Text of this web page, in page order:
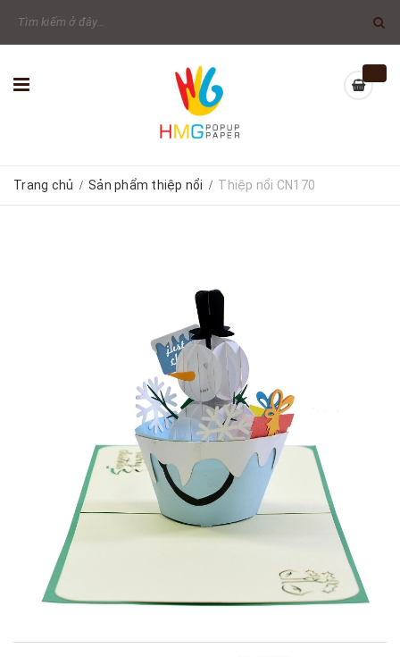
Trang chủ / Sản phẩm thiệp nổi / Thiệp nổi CN170